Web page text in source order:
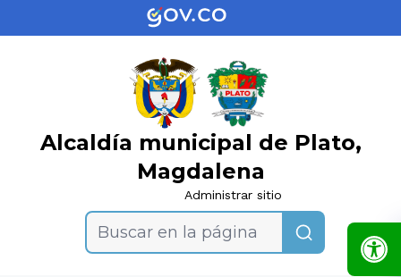
Alcaldía municipal de Plato,
Magdalena
Administrar sitio
Buscar en la página